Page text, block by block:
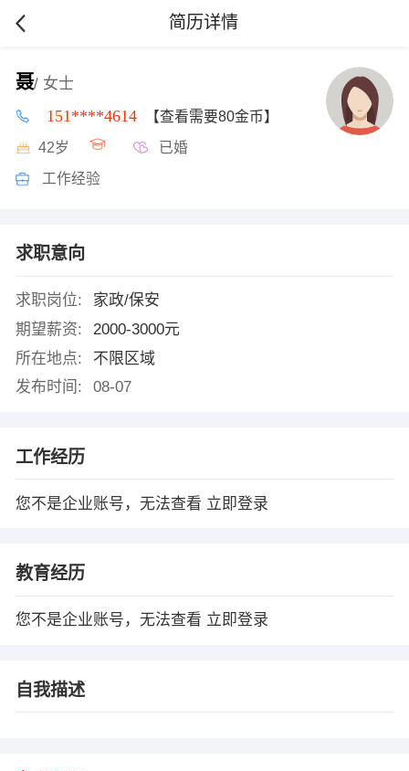
简历详情
聂/ 女士
151****4614 【查看需要80金币】
42岁 已婚
工作经验
求职意向
求职岗位:
家政/保安
期望薪资:
2000-3000元
所在地点:
不限区域
发布时间:
08-07
工作经历
您不是企业账号，无法查看 立即登录
教育经历
您不是企业账号，无法查看 立即登录
自我描述